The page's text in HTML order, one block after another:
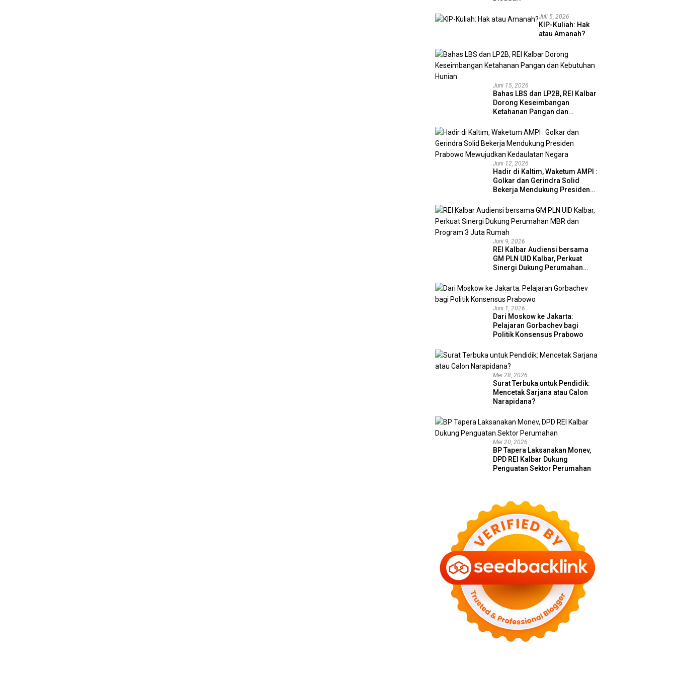
Juli 5, 2026
KIP-Kuliah: Hak
atau Amanah?
Juni 15, 2026
Bahas LBS dan LP2B, REI Kalbar
Dorong Keseimbangan
Ketahanan Pangan dan
Juni 12, 2026
Hadir di Kaltim, Waketum AMPI :
Golkar dan Gerindra Solid
Bekerja Mendukung Presiden
Kedaulatan Negara
Juni 9, 2026
REI Kalbar Audiensi bersama
GM PLN UID Kalbar, Perkuat
Sinergi Dukung Perumahan
Rumah
Juni 1, 2026
Dari Moskow ke Jakarta:
Pelajaran Gorbachev bagi
Politik Konsensus Prabowo
Mei 28, 2026
Surat Terbuka untuk Pendidik:
Mencetak Sarjana atau Calon
Narapidana?
Mei 20, 2026
BP Tapera Laksanakan Monev,
DPD REI Kalbar Dukung
Penguatan Sektor Perumahan